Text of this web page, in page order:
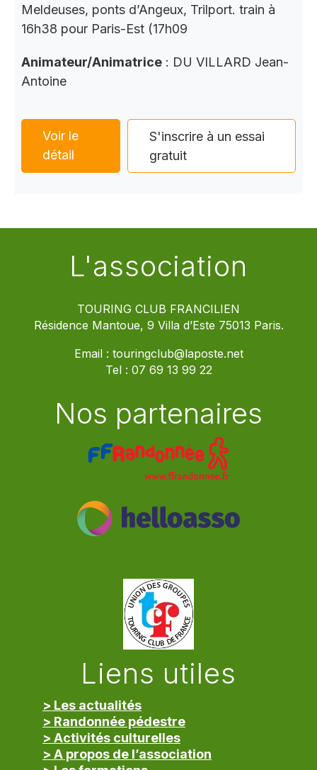
Meldeuses, ponts d’Angeux, Trilport. train à
16h38 pour Paris-Est (17h09
Animateur/Animatrice : DU VILLARD Jean-
Antoine
Voir le
détail
S'inscrire à un essai
gratuit
L'association
TOURING CLUB FRANCILIEN
Résidence Mantoue, 9 Villa d’Este 75013 Paris.
Email : touringclub@laposte.net
Tel : 07 69 13 99 22
Nos partenaires
Liens utiles
> Les actualités
> Randonnée pédestre
> Activités culturelles
> A propos de l’association